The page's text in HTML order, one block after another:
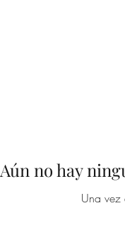
Aún no hay
Una vez